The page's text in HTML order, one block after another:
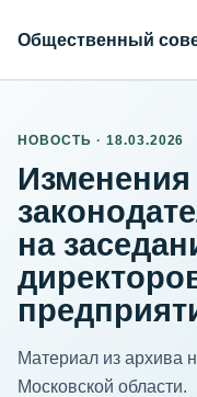
Общественный
НОВОСТЬ · 18.03.2026
Изменения
на
Материал из архива
Московской области.